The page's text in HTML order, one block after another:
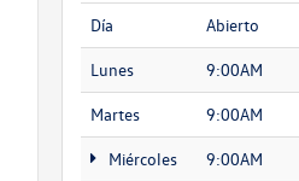
Día Abierto
Lunes
9:00AM
Martes
9:00AM
Miércoles
9:00AM